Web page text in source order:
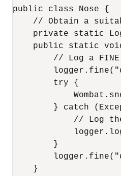
public class Nose {
// Obtain a
private static
public static
// Log a
        try {
} catch
// Log
        }
    }